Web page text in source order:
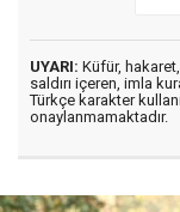
UYARI: Küfür,
saldırı içeren, imla
Türkçe karakter
onaylanmamaktadır.